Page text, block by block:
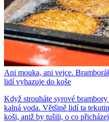
Ani mouka, ani vejce.
lidí vyhazuje do koše
Když strouháte syrové
kalná voda. Většině lidí ta
koši, aniž by tušili, o co